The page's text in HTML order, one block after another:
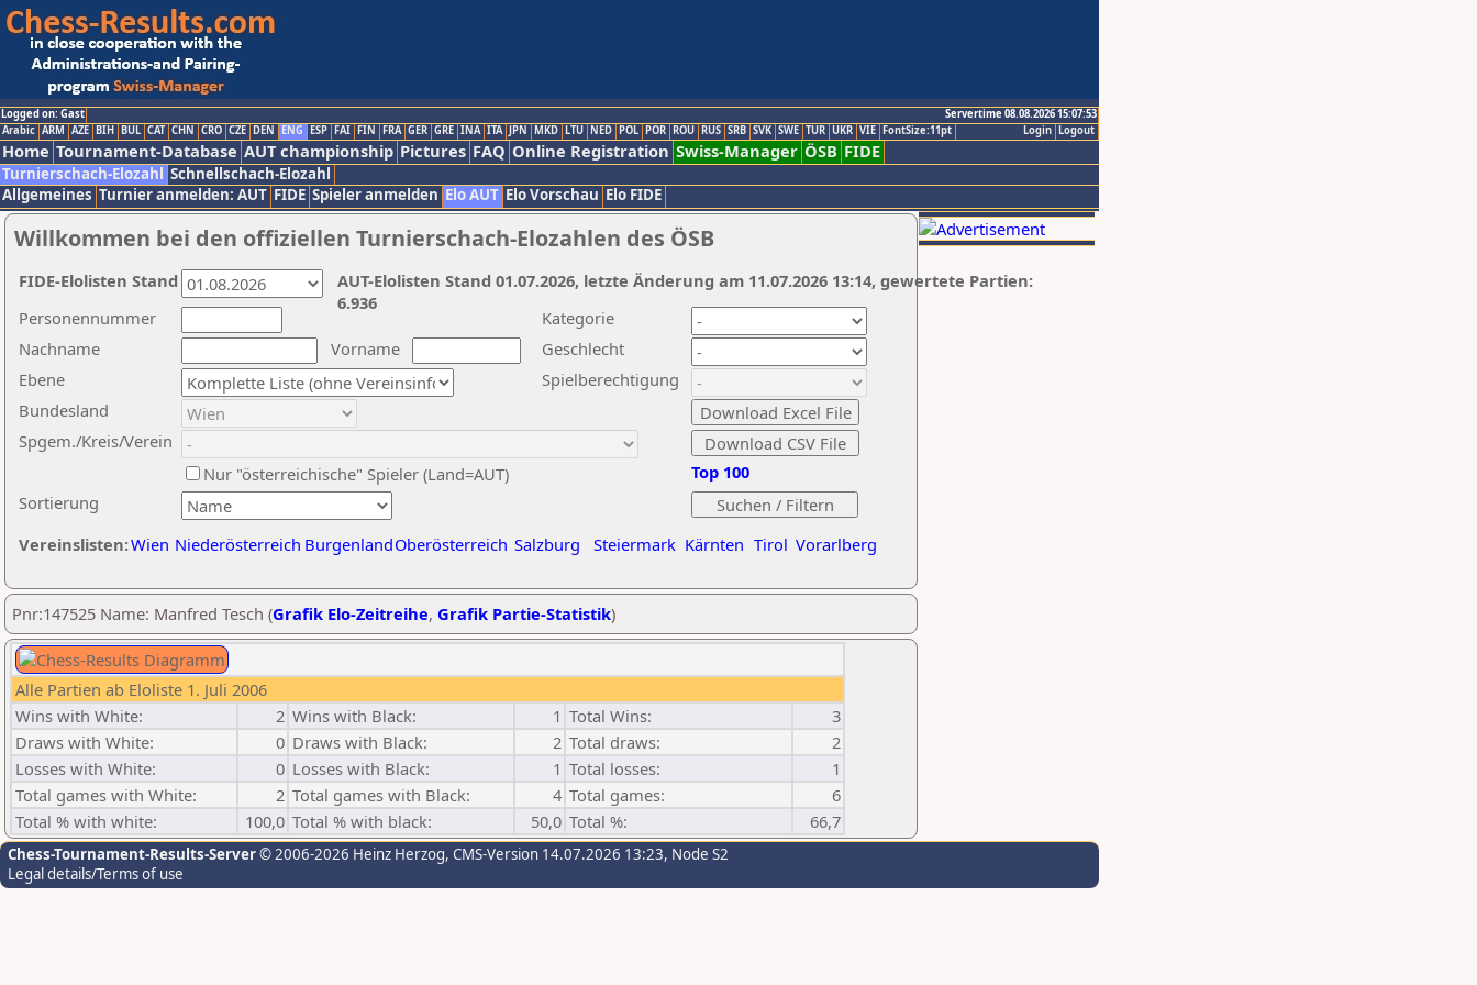
Logged on: Gast
Servertime 08.08.2026 15:07:53
Logout
Login
Arabic ARM AZE BIH BUL CAT CHN CRO CZE DEN ENG ESP FAI FIN FRA GER GRE INA ITA JPN MKD LTU NED POL POR ROU RUS SRB SVK SWE TUR UKR VIE FontSize:11pt
Home Tournament-Database AUT championship Pictures FAQ Online Registration Swiss-Manager ÖSB FIDE
Turnierschach-Elozahl Schnellschach-Elozahl
Allgemeines Turnier anmelden: AUT FIDE Spieler anmelden Elo AUT Elo Vorschau Elo FIDE
Willkommen bei den offiziellen Turnierschach-Elozahlen des ÖSB
Nachname
Vorname
Ebene
Kategorie
Sortierung
Personennummer
Bundesland
Spgem./Kreis/Verein
Geschlecht
Nur "österreichische" Spieler (Land=AUT)
Spielberechtigung
Vereinslisten:Wien Niederösterreich BurgenlandOberösterreich Salzburg Steiermark Kärnten Tirol Vorarlberg
Top 100
AUT-Elolisten Stand 01.07.2026, letzte Änderung am 11.07.2026 13:14, gewertete Partien:
6.936
FIDE-Elolisten Stand
Pnr:147525 Name: Manfred Tesch (Grafik Elo-Zeitreihe, Grafik Partie-Statistik)
Alle Partien ab Eloliste 1. Juli 2006
Wins with White:
2 Wins with Black: 1 Total Wins:
3
Draws with White:
0 Draws with Black: 2 Total draws:
2
Losses with White:
0 Losses with Black: 1 Total losses:
1
Total games with White:
2 Total games with Black: 4 Total games:
6
Total % with white:
100,0 Total % with black: 50,0 Total %: 66,7
Chess-Tournament-Results-Server© 2006-2026 Heinz Herzog, CMS-Version 14.07.2026 13:23, Node S2
Legal details/Terms of use